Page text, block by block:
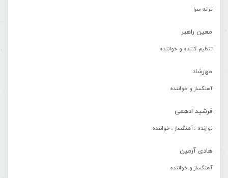
ترانه سرا
معین راهبر
تنظیم کننده و خواننده
مهرشاد
آهنگساز و خواننده
فرشید ادهمی
نوازنده ، آهنگساز ، خواننده
هادی آرمین
آهنگساز و خواننده